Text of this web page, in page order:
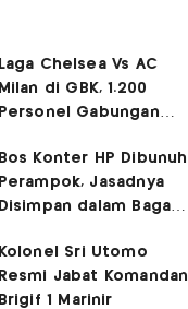
Laga Chelsea Vs AC
Milan di GBK, 1.200
Personel Gabungan
Bos Konter HP Dibunuh
Perampok, Jasadnya
Disimpan dalam Bagasi
Kolonel Sri Utomo
Resmi Jabat Komandan
Brigif 1 Marinir